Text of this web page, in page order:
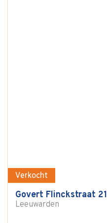
Verkocht
Govert Flinckstraat 21
Leeuwarden